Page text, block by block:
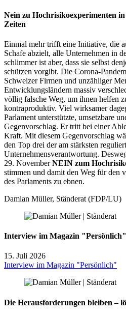
Nein zu Hochrisikoexperimenten
Zeiten
Einmal mehr trifft eine Initiative, die
Schafe abzielt, alle Unternehmen in
schlimmer ist aber, dass sie selbst
schützen vorgibt. Die Corona-
Schweizer Firmen und unzähliger
Entwicklungsländern massiv
völlig falsche Weg, um ihnen helfen
kontraproduktiv. Viel wirksamer
Parlament unterstützte, umsetzbare
Gegenvorschlag. Er tritt bei einer
Kraft. Mit diesem Gegenvorschlag
den Top drei der am stärksten
Unternehmensverantwortung.
29. NovemberNEIN zum
stimmen und damit den Weg für den
des Parlaments zu ebnen.
Damian Müller, Ständerat (FDP/LU)
Interview im Magazin "Persönlich"
15. Juli 2026
Interview im Magazin "Persönlich"
Die Herausforderungen bleiben –